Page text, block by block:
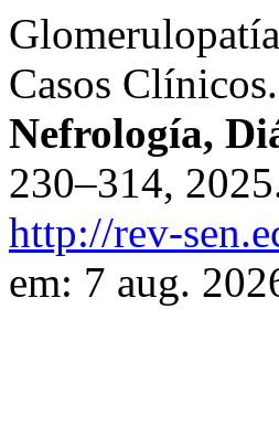
Casos Clínicos.
Nefrología,
230–314,
http://rev-
em: 7 aug.